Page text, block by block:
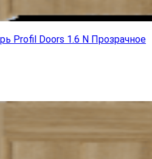
Profil Doors 1.6 N Прозрачное